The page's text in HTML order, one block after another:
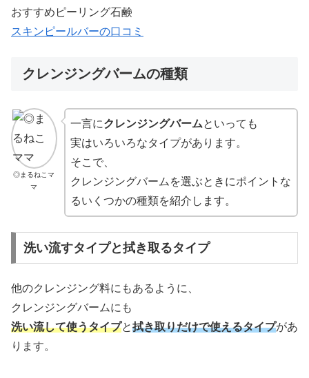
おすすめピーリング石鹸
スキンピールバーの口コミ
クレンジングバームの種類
◎まるねこマ
マ
一言にクレンジングバームといっても
実はいろいろなタイプがあります。
そこで、
クレンジングバームを選ぶときにポイントな
るいくつかの種類を紹介します。
洗い流すタイプと拭き取るタイプ
他のクレンジング料にもあるように、
クレンジングバームにも
洗い流して使うタイプと拭き取りだけで使えるタイプがあ
ります。